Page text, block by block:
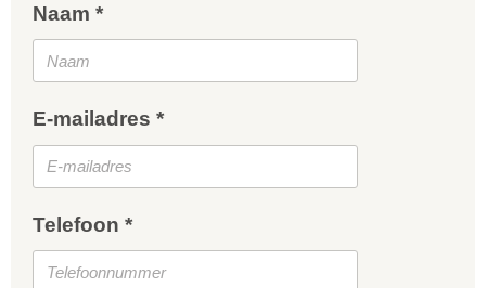
Naam *
E-mailadres *
Telefoon *